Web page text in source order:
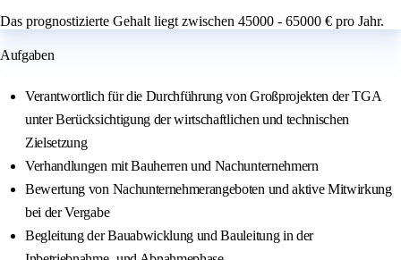
Das prognostizierte Gehalt liegt zwischen 45000 - 65000 € pro Jahr.
Aufgaben
Verantwortlich für die Durchführung von Großprojekten der TGA
unter Berücksichtigung der wirtschaftlichen und technischen
Zielsetzung
Verhandlungen mit Bauherren und Nachunternehmern
Bewertung von Nachunternehmerangeboten und aktive Mitwirkung
bei der Vergabe
Begleitung der Bauabwicklung und Bauleitung in der